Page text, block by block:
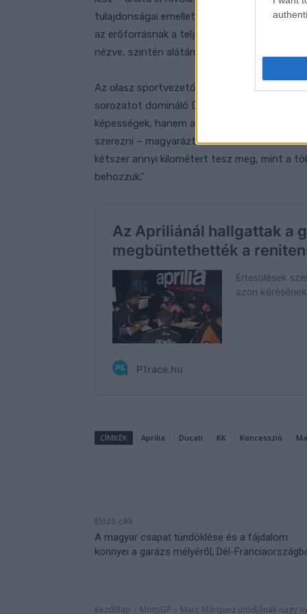
tulajdonságai emellett a koncepció mellett
az erőforrásnak a teljesítménye is. Az a
nézve, szintén alátámasztja, hogy ez a helyes
Az olasz sportvezető végül arra is
sorozatot domináló Ducatit. „A versenyzők
képességek, hanem a tapasztalat hiányzik.
szerezni – magyarázta Rivola. – A Ducati
kétszer annyi kilométert tesz meg, mint a
behozzuk.”
CÍMKÉK Aprilia Ducati KK Koncesszió
Előző cikk
A magyar csapat tündöklése és a fájdalom
könnyei a garázs mélyéről, Dél-